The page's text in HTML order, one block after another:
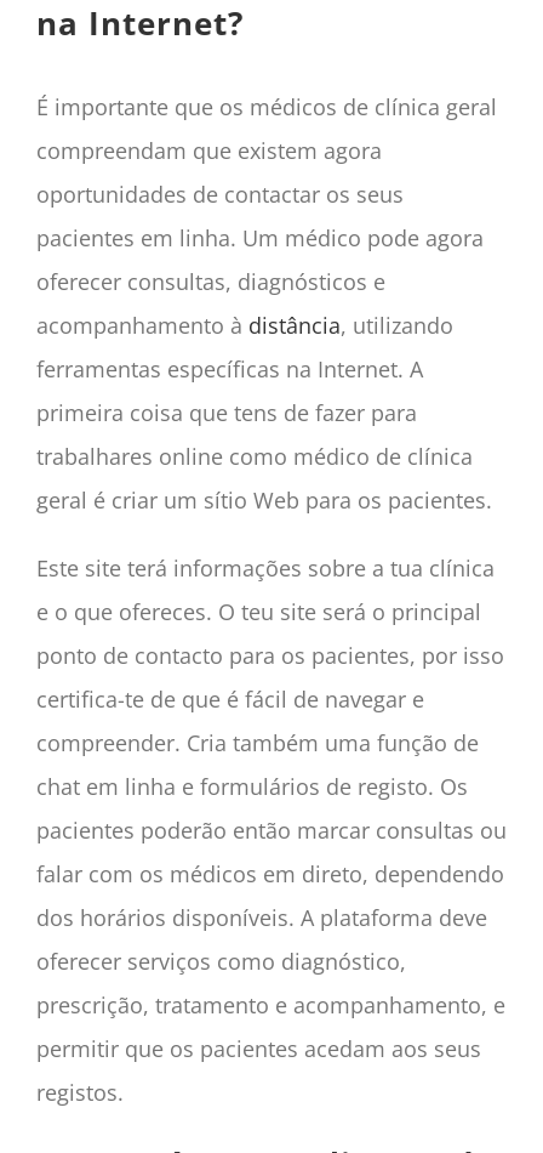
na Internet?
É importante que os médicos de clínica geral
compreendam que existem agora
oportunidades de contactar os seus
pacientes em linha. Um médico pode agora
oferecer consultas, diagnósticos e
acompanhamento à distância, utilizando
ferramentas específicas na Internet. A
primeira coisa que tens de fazer para
trabalhares online como médico de clínica
geral é criar um sítio Web para os pacientes.
Este site terá informações sobre a tua clínica
e o que ofereces. O teu site será o principal
ponto de contacto para os pacientes, por isso
certifica-te de que é fácil de navegar e
compreender. Cria também uma função de
chat em linha e formulários de registo. Os
pacientes poderão então marcar consultas ou
falar com os médicos em direto, dependendo
dos horários disponíveis. A plataforma deve
oferecer serviços como diagnóstico,
prescrição, tratamento e acompanhamento, e
permitir que os pacientes acedam aos seus
registos.